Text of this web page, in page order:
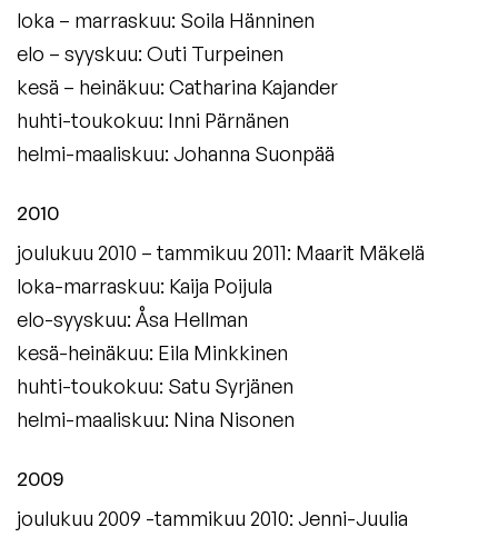
loka – marraskuu: Soila Hänninen
elo – syyskuu: Outi Turpeinen
kesä – heinäkuu: Catharina Kajander
huhti-toukokuu: Inni Pärnänen
helmi-maaliskuu: Johanna Suonpää
2010
joulukuu 2010 – tammikuu 2011: Maarit Mäkelä
loka-marraskuu: Kaija Poijula
elo-syyskuu: Åsa Hellman
kesä-heinäkuu: Eila Minkkinen
huhti-toukokuu: Satu Syrjänen
helmi-maaliskuu: Nina Nisonen
2009
joulukuu 2009 -tammikuu 2010: Jenni-Juulia